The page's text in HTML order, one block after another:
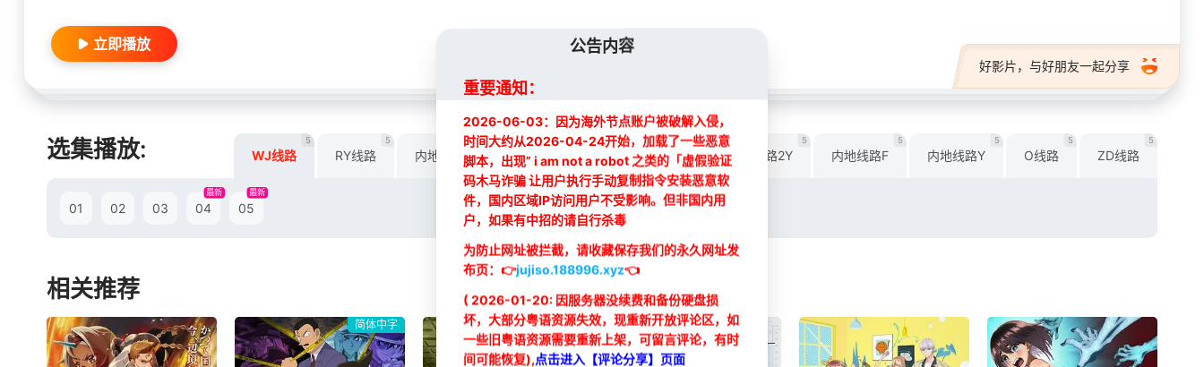
好影片，与好朋友一起分享
立即播放
选集播放: WJ线路
5
RY线路
5
内地线路L
5
DY线路
5
TY线路
5
SN线路
5
线路2Y
5
内地线路F
5
内地线路Y
5
O线路
5
ZD线路
5
01 02 03 04
最新
05
最新
相关推荐
简体中字
公告内容
重要通知：
2026-06-03：因为海外节点账户被破解入侵，
时间大约从2026-04-24开始，加载了一些恶意
脚本，出现” i am not a robot 之类的「虚假验证
码木马诈骗 让用户执行手动复制指令安装恶意软
件，国内区域IP访问用户不受影响。但非国内用
户，如果有中招的请自行杀毒
为防止网址被拦截，请收藏保存我们的永久网址发
布页： 👉jujiso.188996.xyz👈
( 2026-01-20: 因服务器没续费和备份硬盘损
坏，大部分粤语资源失效，现重新开放评论区，如
一些旧粤语资源需要重新上架，可留言评论，有时
间可能恢复),点击进入【评论分享】页面